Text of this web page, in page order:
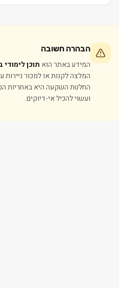
הבהרה חשובה
המידע באתר הוא תוכן
המלצה לקנות או למכור ניירות
ועשוי להכיל אי-דיוקים.